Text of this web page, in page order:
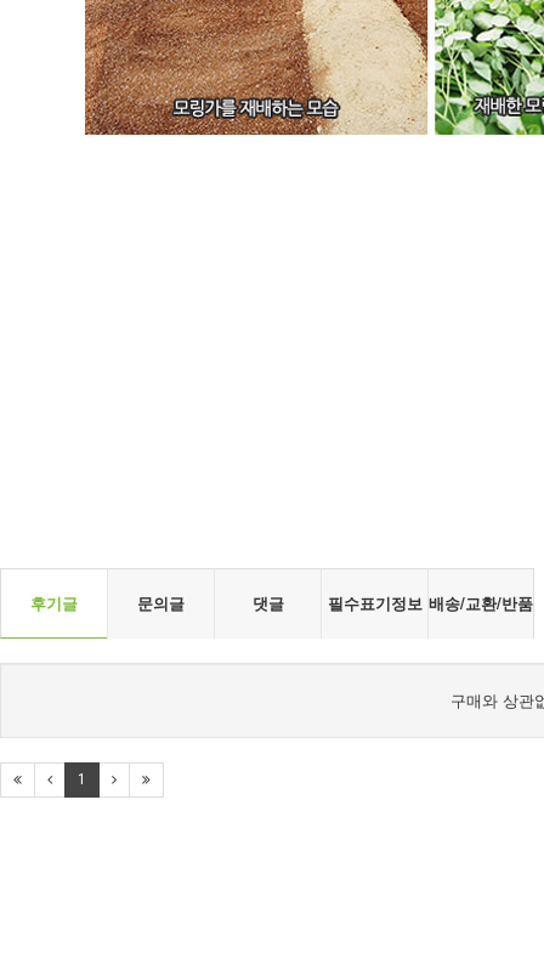
후기글 문의글 댓글 필수표기정보 배송/교환/반품
구매와 상관
1